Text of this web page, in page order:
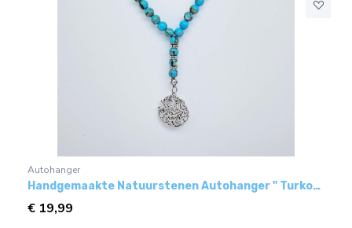
Autohanger
Handgemaakte Natuurstenen Autohanger " Turkoois bakeliet"- Met metaal hanger - "Qul aeuadh"
€ 19,99